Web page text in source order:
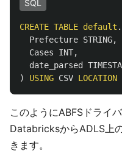
SQL
CREATE TABLE default .
Prefecture STRING,
Cases
INT,
date_parsed
)
USING CSV LOCATION
このようにABFSドライ
DatabricksからADLS上
きます。